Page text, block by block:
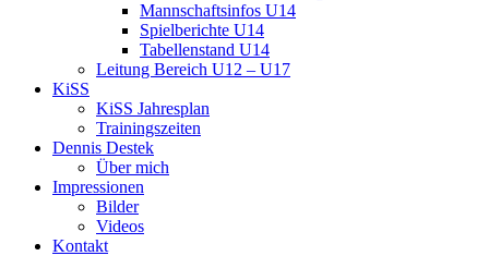
Mannschaftsinfos U14
Spielberichte U14
Tabellenstand U14
Leitung Bereich U12 – U17
KiSS
KiSS Jahresplan
Trainingszeiten
Dennis Destek
Über mich
Impressionen
Bilder
Videos
Kontakt